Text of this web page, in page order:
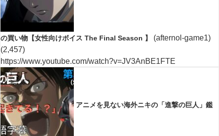
の買い物【女性向けボイス The Final Season 】
(afternol-game1)
(2,457)
https://www.youtube.com/watch?v=JV3AnBE1FTE
アニメを見ない海外ニキの「進撃の巨人」鑑